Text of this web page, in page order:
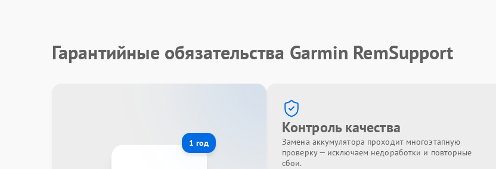
Гарантийные обязательства Garmin RemSupport
1 год
Контроль качества
Замена аккумулятора проходит многоэтапную
проверку — исключаем недоработки и повторные
сбои.